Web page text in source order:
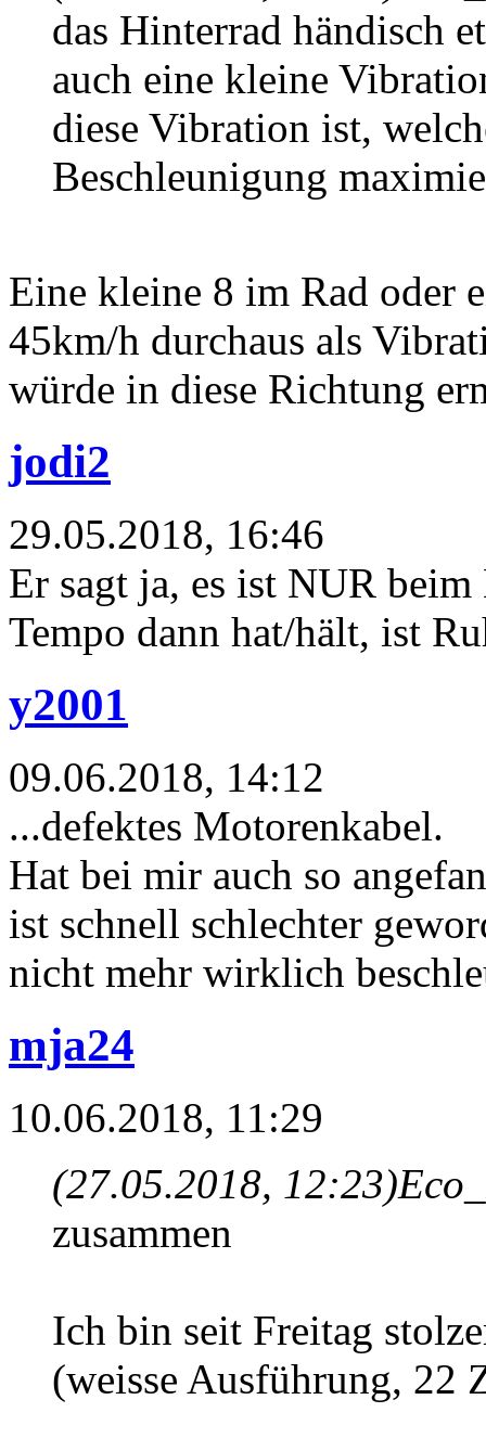
das Hinterrad händisch
auch eine kleine
diese Vibration ist,
Beschleunigung
Eine kleine 8 im Rad oder
45km/h durchaus als
würde in diese Richtung
jodi2
29.05.2018, 16:46
Er sagt ja, es ist NUR
Tempo dann hat/hält, ist
y2001
09.06.2018, 14:12
...defektes Motorenkabel.
Hat bei mir auch so
ist schnell schlechter
nicht mehr wirklich
mja24
10.06.2018, 11:29
(27.05.2018, 12:23)
zusammen
Ich bin seit Freitag
(weisse Ausführung, 22